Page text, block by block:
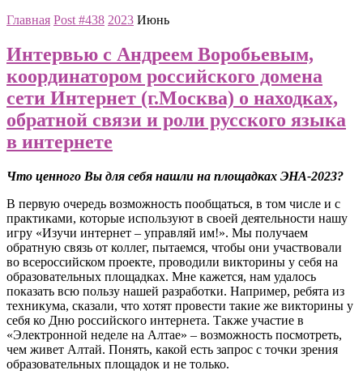
Главная Post #438 2023 Июнь
Интервью с Андреем Воробьевым,
координатором российского домена
сети Интернет (г.Москва) о находках,
обратной связи и роли русского языка
в интернете
Что ценного Вы для себя нашли на площадках ЭНА-2023?
В первую очередь возможность пообщаться, в том числе и с
практиками, которые используют в своей деятельности нашу
игру «Изучи интернет – управляй им!». Мы получаем
обратную связь от коллег, пытаемся, чтобы они участвовали
во всероссийском проекте, проводили викторины у себя на
образовательных площадках. Мне кажется, нам удалось
показать всю пользу нашей разработки. Например, ребята из
техникума, сказали, что хотят провести такие же викторины у
себя ко Дню российского интернета. Также участие в
«Электронной неделе на Алтае» – возможность посмотреть,
чем живет Алтай. Понять, какой есть запрос с точки зрения
образовательных площадок и не только.